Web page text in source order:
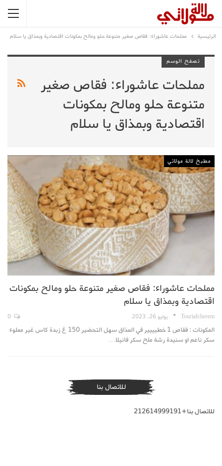
الرئيسية مملحات عاشوراء: فقاص صغير متنوعة حلو ومالح بمكونات اقتصادية وبمذاق يا سلام
تصفح الوسم
مملحات عاشوراء: فقاص صغير
متنوعة حلو ومالح بمكونات
اقتصادية وبمذاق يا سلام
مطبخ لالة مولاتي
مملحات عاشوراء: فقاص صغير متنوعة حلو ومالح بمكونات
اقتصادية وبمذاق يا سلام
TouriaIcherem يوليو 26, 2023
المكونات : فقاص 1 خطيييير في المذاق سهل التحضير 150 غ زبدة كاس غير مملوء
سكر ناعم او سنيدة رشة ملح سكر فانيلا…
للاتصال بنا
للاتصال بنا+212614999191